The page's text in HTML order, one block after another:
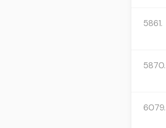
5861.
5870.
6079.